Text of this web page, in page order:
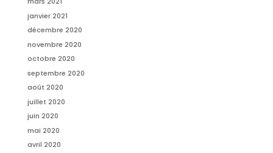
janvier 2021
décembre 2020
novembre 2020
octobre 2020
septembre 2020
août 2020
juillet 2020
juin 2020
mai 2020
avril 2020